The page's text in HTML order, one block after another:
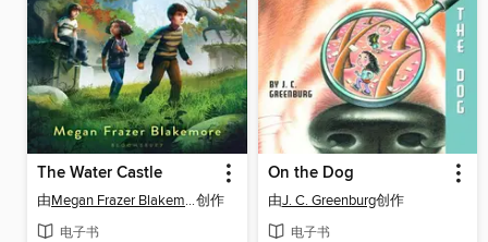
The Water Castle
由 Megan Frazer Blakemore创作
电子书
On the Dog
由J. C. Greenburg创作
电子书